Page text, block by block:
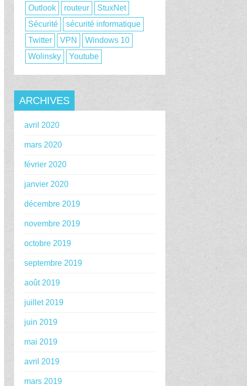
Outlook
routeur
StuxNet
Sécurité
sécurité informatique
Twitter
VPN
Windows 10
Wolinsky
Youtube
ARCHIVES
avril 2020
mars 2020
février 2020
janvier 2020
décembre 2019
novembre 2019
octobre 2019
septembre 2019
août 2019
juillet 2019
juin 2019
mai 2019
avril 2019
mars 2019